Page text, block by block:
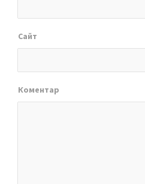
Сайт
Коментар